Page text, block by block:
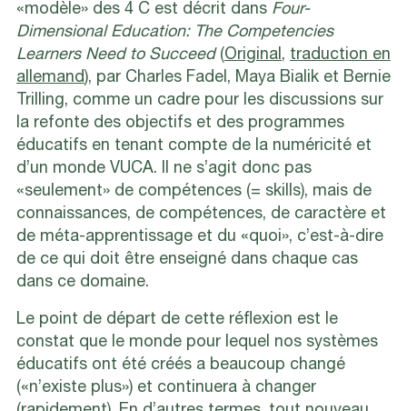
«modèle» des 4 C est décrit dans Four-
Dimensional Education: The Competencies
Learners Need to Succeed (Original, traduction en
allemand), par Charles Fadel, Maya Bialik et Bernie
Trilling, comme un cadre pour les discussions sur
la refonte des objectifs et des programmes
éducatifs en tenant compte de la numéricité et
d’un monde VUCA. Il ne s’agit donc pas
«seulement» de compétences (= skills), mais de
connaissances, de compétences, de caractère et
de méta-apprentissage et du «quoi», c’est-à-dire
de ce qui doit être enseigné dans chaque cas
dans ce domaine.
Le point de départ de cette réflexion est le
constat que le monde pour lequel nos systèmes
éducatifs ont été créés a beaucoup changé
(«n’existe plus») et continuera à changer